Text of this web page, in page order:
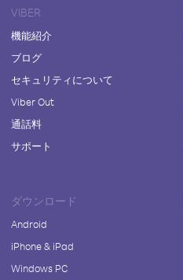
VIBER
機能紹介
ブログ
セキュリティについて
Viber Out
通話料
サポート
ダウンロード
Android
iPhone & iPad
Windows PC